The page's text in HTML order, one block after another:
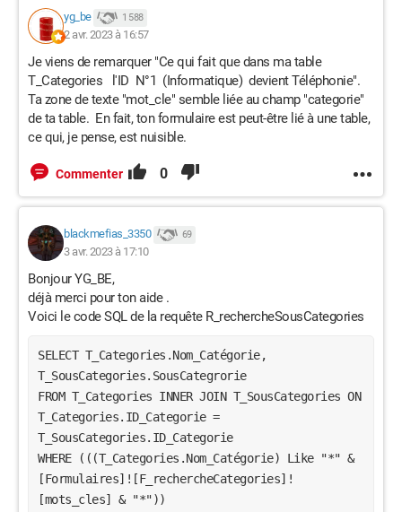
Structure de la table des produits
exemple de données de la table des produits
Structure de la table des Catégories
exemple de données de la table des Catégories
structure de la table des sous catégories
exemple de données table sous catégories
structure table types de produits
exemple de données table Type de produits
données sur la requête recherche Sous Catégories
structure et formule de la requête
nom de champ texte de recherche (mots cles)
Macro sur le bouton du formulaire de recherche
enfin , voici une image vous montrant le résultat de la
recherche sur le mots "meubles"
vous pouvez voir que les deux premières lignes sont erronées
car elles affiches des sous éléments de la catégorie
"informatique" et non meubles.
j'ai oublier de vous montrez mes relations de tables et donc
les voici :
relations de tables
yg_be 1 588
2 avr. 2023 à 16:57
Je viens de remarquer "Ce qui fait que dans ma table
T_Categories l'ID N°1 (Informatique) devient Téléphonie".
Ta zone de texte "mot_cle" semble liée au champ "categorie"
de ta table. En fait, ton formulaire est peut-être lié à une table,
ce qui, je pense, est nuisible.
Commenter 0
blackmefias_3350 69
3 avr. 2023 à 17:10
Bonjour YG_BE,
déjà merci pour ton aide .
Voici le code SQL de la requête R_rechercheSousCategories
SELECT T_Categories.Nom_Catégorie,
T_SousCategories.SousCategrorie
FROM T_Categories INNER JOIN T_SousCategories ON
T_Categories.ID_Categorie =
T_SousCategories.ID_Categorie
WHERE (((T_Categories.Nom_Catégorie) Like "*" &
[Formulaires]![F_rechercheCategories]!
[mots_cles] & "*"))